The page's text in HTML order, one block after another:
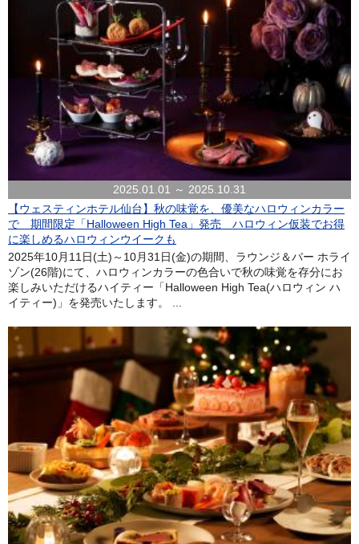
2025.01.01 ～ 2025.10.31
【ウェスティンホテル仙台】秋の味覚を、優美なハロウィンカラー
で 期間限定「Halloween High Tea」発売 ハロウィン仮装でお得
に楽しめるハロウィンウイークも
2025年10月11日(土)～10月31日(金)の期間、ラウンジ＆バー ホライ
ゾン(26階)にて、ハロウィンカラーの色合いで秋の味覚を存分にお
楽しみいただけるハイティー「Halloween High Tea(ハロウィン ハ
イティー)」を発売いたします。 ...